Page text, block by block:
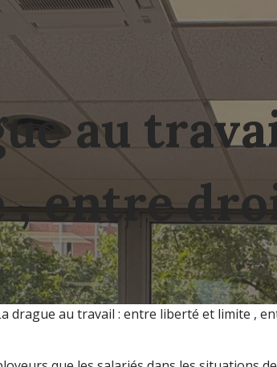
au
entre
drague au travail : entre liberté et limite ,